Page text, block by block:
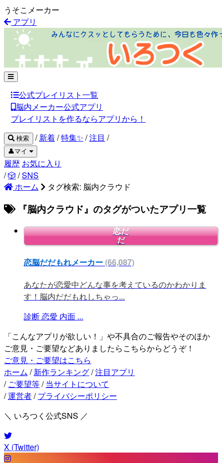
うそこメーカー
アプリ
公式プレイリスト一覧
脳内メーカー公式アプリ
プレイリストを作るならアプリから！
検索 / 新着/特集✨ /注目 /
👤マイ
履歴 お気に入り
/🎲 /SNS
ホーム
タグ検索: 脳内クラウド
『脳内クラウド』のタグがついたアプリ一覧
恋だ
だ
恋脳だだもれメーカー(66,087)
あなたが恋愛中どんな事を考えているのかわかりま
す！脳内だだもれしちゃっ...
診断恋愛 内面 ...
「こんなアプリが欲しい！」や不具合のご報告やそのほか
ご意見・ご要望などありましたらこちらからどうぞ！
ご意見・ご要望はこちら
ホーム / 新作ランキング/注目アプリ
/ ご要望等/ 当サイトについて
/運営者/ プライバシーポリシー
＼ いろつく公式SNS ／
X (Twitter)